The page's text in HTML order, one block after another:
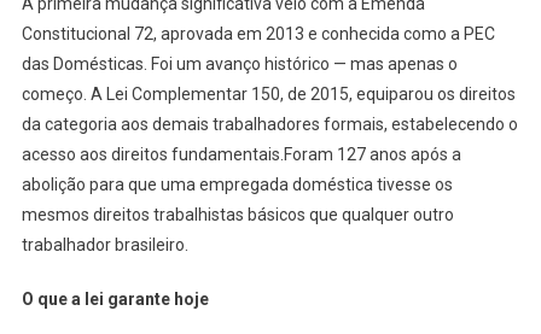
A primeira mudança significativa veio com a Emenda
Constitucional 72, aprovada em 2013 e conhecida como a PEC
das Domésticas. Foi um avanço histórico — mas apenas o
começo. A Lei Complementar 150, de 2015, equiparou os direitos
da categoria aos demais trabalhadores formais, estabelecendo o
acesso aos direitos fundamentais.Foram 127 anos após a
abolição para que uma empregada doméstica tivesse os
mesmos direitos trabalhistas básicos que qualquer outro
trabalhador brasileiro.
O que a lei garante hoje